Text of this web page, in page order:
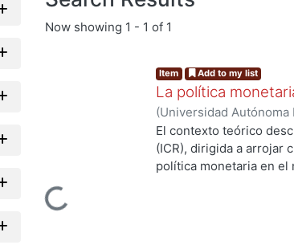
Now showing 1 - 1 of 1
Loading...
Item Add to my list
La política
(Universidad
de Servicios de
El contexto teórico
(ICR), dirigida a arrojar
política monetaria en el